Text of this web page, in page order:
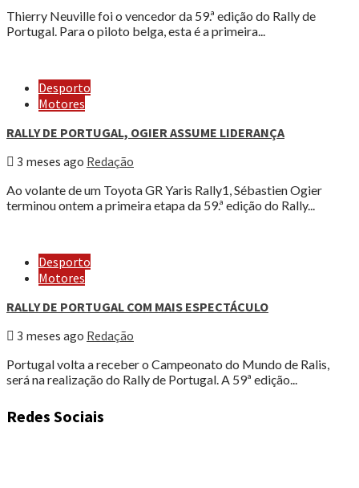
Thierry Neuville foi o vencedor da 59.ª edição do Rally de
Portugal. Para o piloto belga, esta é a primeira...
Desporto
Motores
RALLY DE PORTUGAL, OGIER ASSUME LIDERANÇA
3 meses ago Redação
Ao volante de um Toyota GR Yaris Rally1, Sébastien Ogier
terminou ontem a primeira etapa da 59.ª edição do Rally...
Desporto
Motores
RALLY DE PORTUGAL COM MAIS ESPECTÁCULO
3 meses ago Redação
Portugal volta a receber o Campeonato do Mundo de Ralis,
será na realização do Rally de Portugal. A 59ª edição...
Redes Sociais